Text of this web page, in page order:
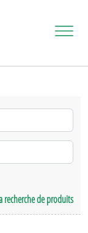
recherche de produits